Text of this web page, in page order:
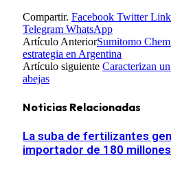
Compartir. Facebook Twitter
Telegram WhatsApp
Artículo AnteriorSumitomo
estrategia en Argentina
Artículo siguiente Caracterizan
abejas
Noticias Relacionadas
La suba de fertilizantes
importador de 180